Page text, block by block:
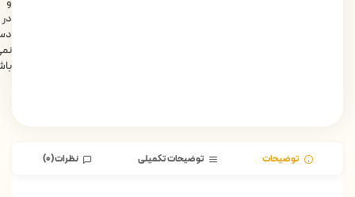
در
توضیحات توضیحات تکمیلی نظرات (0)